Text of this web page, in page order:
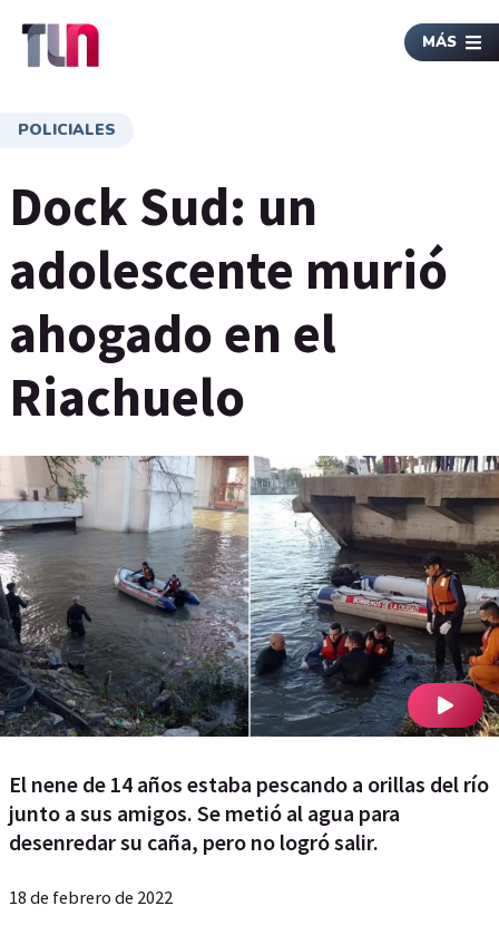
MÁS
POLICIALES
Dock Sud: un
adolescente murió
ahogado en el
Riachuelo
El nene de 14 años estaba pescando a orillas del río
junto a sus amigos. Se metió al agua para
desenredar su caña, pero no logró salir.
18 de febrero de 2022